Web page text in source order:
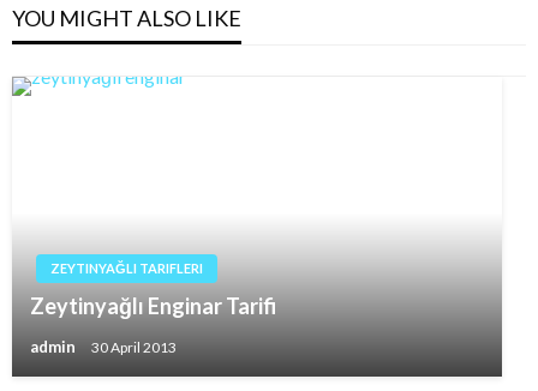
YOU MIGHT ALSO LIKE
ZEYTINYAĞLI TARIFLERI
Zeytinyağlı Enginar Tarifi
admin 30 April 2013